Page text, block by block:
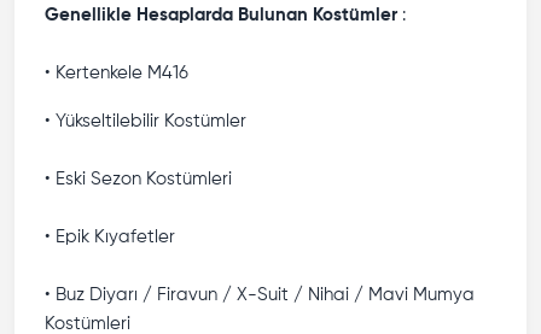
Genellikle Hesaplarda Bulunan Kostümler :
• Kertenkele M416
• Yükseltilebilir Kostümler
• Eski Sezon Kostümleri
• Epik Kıyafetler
• Buz Diyarı / Firavun / X-Suit / Nihai / Mavi Mumya
Kostümleri